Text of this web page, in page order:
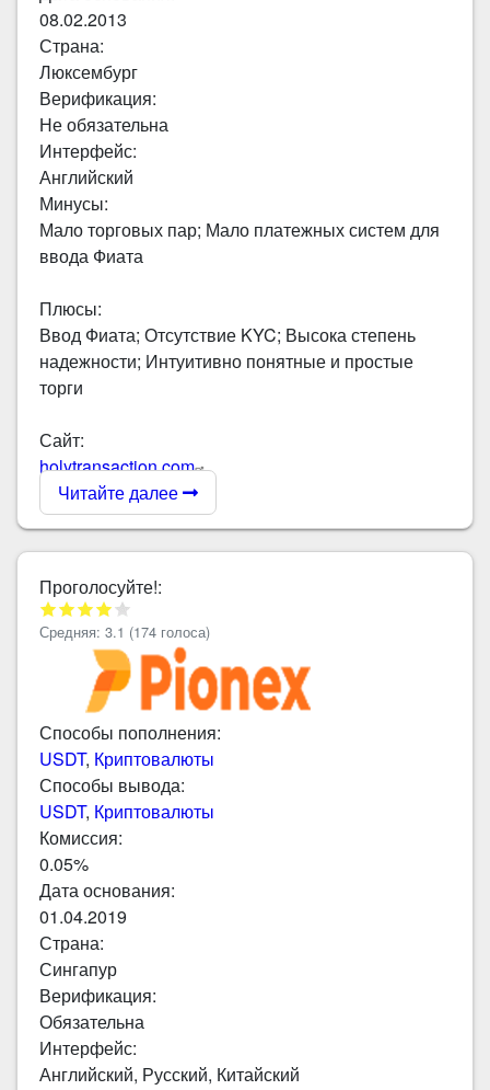
08.02.2013
Страна:
Люксембург
Верификация:
Не обязательна
Интерфейс:
Английский
Минусы:
Мало торговых пар; Мало платежных систем для
ввода Фиата
Плюсы:
Ввод Фиата; Отсутствие KYC; Высока степень
надежности; Интуитивно понятные и простые
торги
Сайт:
holytransaction.com
Читайте далее
Проголосуйте!:
Средняя: 3.1 (174 голоса)
Способы пополнения:
USDT, Криптовалюты
Способы вывода:
USDT, Криптовалюты
Комиссия:
0.05%
Дата основания:
01.04.2019
Страна:
Сингапур
Верификация:
Обязательна
Интерфейс:
Английский, Русский, Китайский